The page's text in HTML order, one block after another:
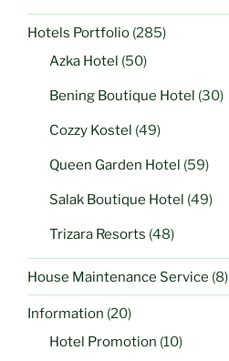
Hotels Portfolio (285)
Azka Hotel (50)
Bening Boutique Hotel (30)
Cozzy Kostel (49)
Queen Garden Hotel (59)
Salak Boutique Hotel (49)
Trizara Resorts (48)
House Maintenance Service (8)
Information (20)
Hotel Promotion (10)